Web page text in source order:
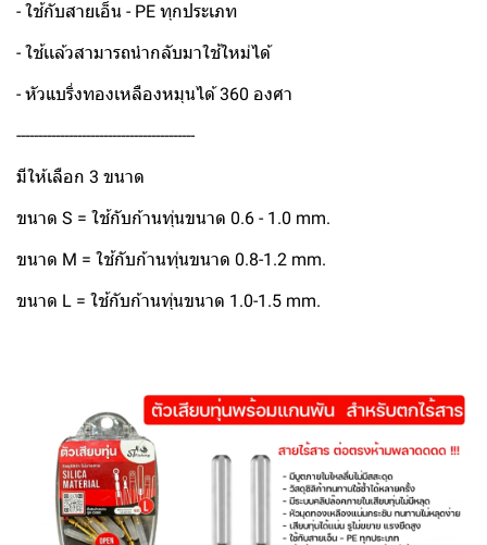
- ใช้กับสายเอ็น - PE ทุกประเภท
- ใช้เเล้วสามารถนำกลับมาใช้ใหม่ได้
- หัวแบริ่งทองเหลืองหมุนได้ 360 องศา
-----------------------------------------
มีให้เลือก 3 ขนาด
ขนาด S = ใช้กับก้านทุ่นขนาด 0.6 - 1.0 mm.
ขนาด M = ใช้กับก้านทุ่นขนาด 0.8-1.2 mm.
ขนาด L = ใช้กับก้านทุ่นขนาด 1.0-1.5 mm.